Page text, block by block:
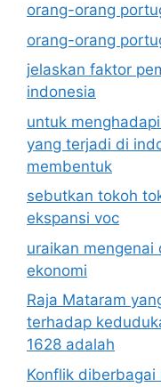
orang-orang
orang-orang
jelaskan faktor
indonesia
untuk
yang terjadi di
membentuk
sebutkan tokoh
ekspansi voc
uraikan
ekonomi
Raja Mataram
terhadap
1628 adalah
Konflik